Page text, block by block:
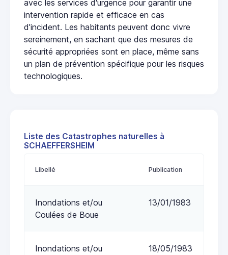
avec les services d'urgence pour garantir une
intervention rapide et efficace en cas
d'incident. Les habitants peuvent donc vivre
sereinement, en sachant que des mesures de
sécurité appropriées sont en place, même sans
un plan de prévention spécifique pour les risques
technologiques.
Liste des Catastrophes naturelles à
SCHAEFFERSHEIM
Libellé Publication
Inondations et/ou
Coulées de Boue
13/01/1983
Inondations et/ou
18/05/1983